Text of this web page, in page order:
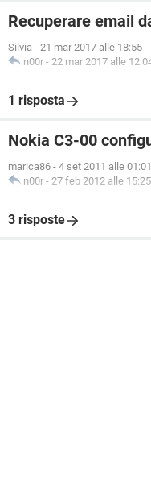
Recuperare email
Silvia - 21 mar 2017 alle 18:55
n00r - 22 mar 2017 alle
1 risposta
Nokia C3-00
marica86 - 4 set 2011 alle 01:01
n00r - 27 feb 2012 alle 15:25
3 risposte